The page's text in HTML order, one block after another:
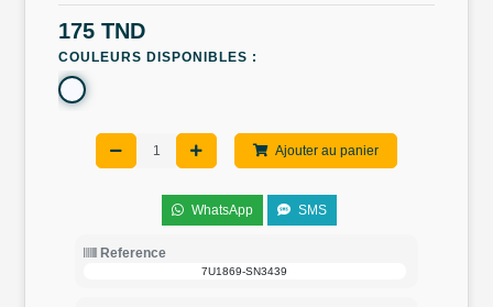
175 TND
COULEURS DISPONIBLES :
Ajouter au panier
WhatsApp SMS
Reference
7U1869-SN3439